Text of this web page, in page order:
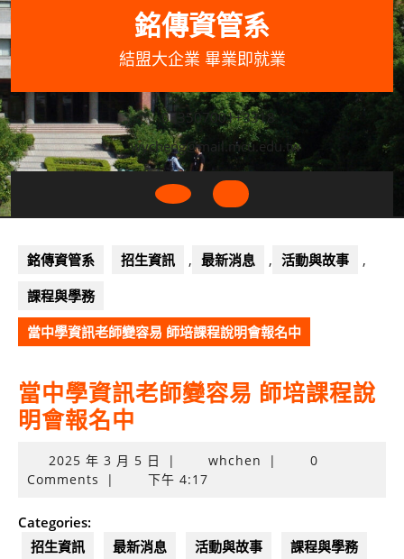
Skip
to
content
銘傳資管系
結盟大企業 畢業即就業
033507001+3318
wycheng@mail.mcu.edu.tw
Open
銘傳資管系
招生資訊 , 最新消息 , 活動與故事
,
課程與學務
當中學資訊老師變容易 師培課程說明會報名中
當中學資訊老師變容易 師培課程說
明會報名中
2025 年 3 月 5 日 2025
年
5
日
| whchen |
0
Comments
| 下午 4:17
Categories:
招生資訊
最新消息 活動與故事 課程與學務